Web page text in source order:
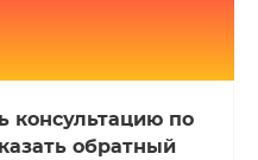
консультацию по
обратный